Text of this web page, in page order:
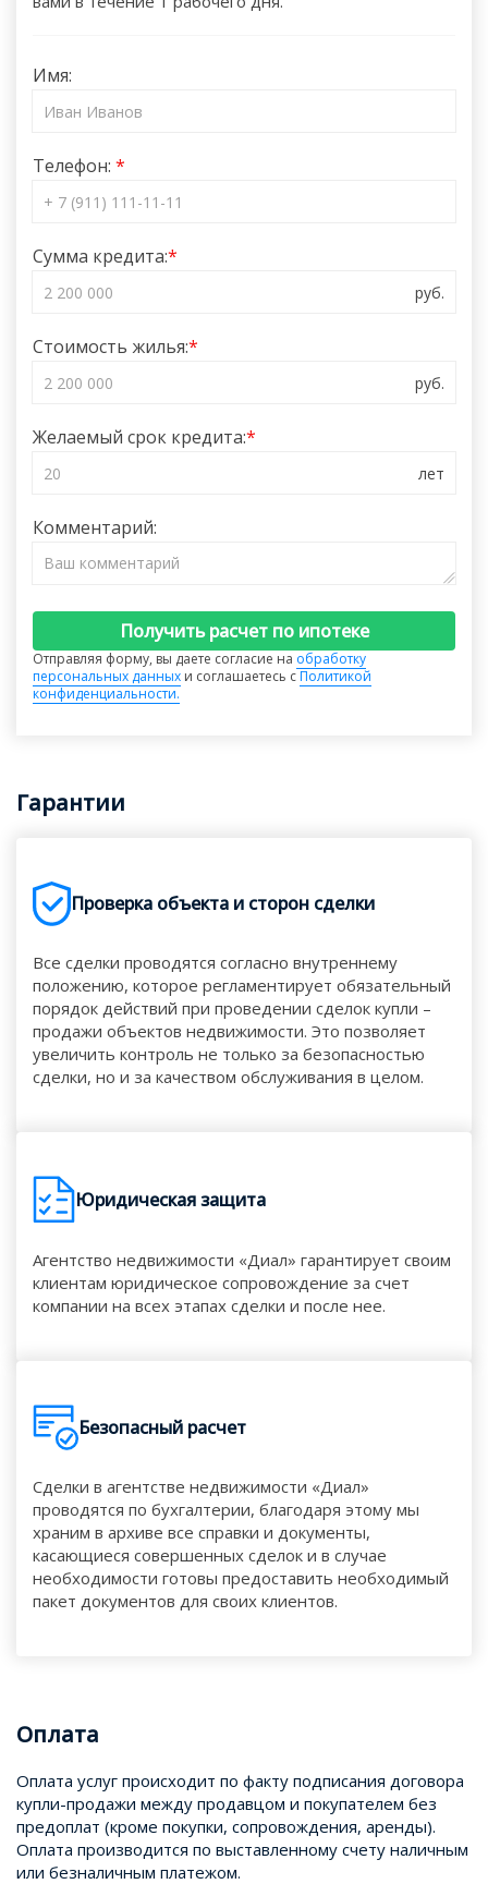
Имя:
Телефон:
Сумма кредита:
Стоимость жилья:
Желаемый срок кредита:
Комментарий:
Получить расчет по ипотеке
Отправляя форму, вы даете согласие на обработку
персональных данных и соглашаетесь сПолитикой
конфиденциальности.
Гарантии
Проверка объекта и сторон сделки
Все сделки проводятся согласно внутреннему
положению, которое регламентирует обязательный
порядок действий при проведении сделок купли –
продажи объектов недвижимости. Это позволяет
увеличить контроль не только за безопасностью
сделки, но и за качеством обслуживания в целом.
Юридическая защита
Агентство недвижимости «Диал» гарантирует своим
клиентам юридическое сопровождение за счет
компании на всех этапах сделки и после нее.
Безопасный расчет
Сделки в агентстве недвижимости «Диал»
проводятся по бухгалтерии, благодаря этому мы
храним в архиве все справки и документы,
касающиеся совершенных сделок и в случае
необходимости готовы предоставить необходимый
пакет документов для своих клиентов.
Оплата
Оплата услуг происходит по факту подписания договора
купли-продажи между продавцом и покупателем без
предоплат (кроме покупки, сопровождения, аренды).
Оплата производится по выставленному счету наличным
или безналичным платежом.